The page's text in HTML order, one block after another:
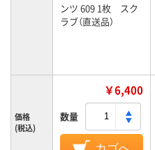
ンツ 609 1枚 スク
ラブ（直送品）
価格
(税込)
￥6,400
数量